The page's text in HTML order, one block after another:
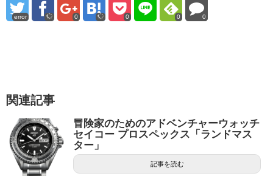
error 0 0 0 0
関連記事
冒険家のためのアドベンチャーウォッチ
セイコー プロスペックス「ランドマス
ター」
記事を読む